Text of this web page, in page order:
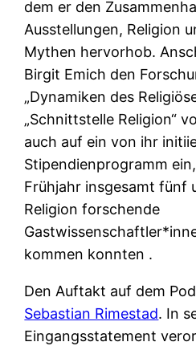
dem er den
Ausstellungen, Religion
Mythen hervorhob.
Birgit Emich den
„Dynamiken des
„Schnittstelle Religion“
auch auf ein von ihr
Stipendienprogramm
Frühjahr insgesamt fünf
Religion forschende
kommen konnten .
Den Auftakt auf dem
Sebastian Rimestad. In
Eingangsstatement